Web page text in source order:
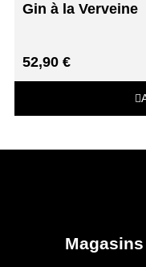
Gin à la Verveine
52,90 €
Magasins